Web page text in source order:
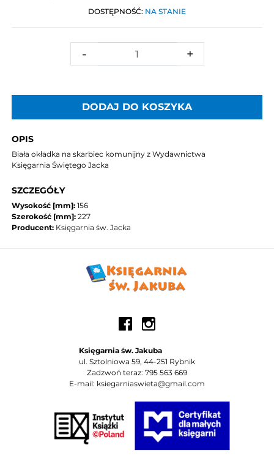
DOSTĘPNOŚĆ: NA STANIE
- +
DODAJ DO KOSZYKA
OPIS
Biała okładka na skarbiec komunijny z Wydawnictwa
Księgarnia Świętego Jacka
SZCZEGÓŁY
Wysokość [mm]: 156
Szerokość [mm]: 227
Producent: Księgarnia św. Jacka
Księgarnia św. Jakuba
ul. Sztolniowa 59, 44-251 Rybnik
Zadzwoń teraz: 795 563 669
E-mail: ksiegarniaswieta@gmail.com